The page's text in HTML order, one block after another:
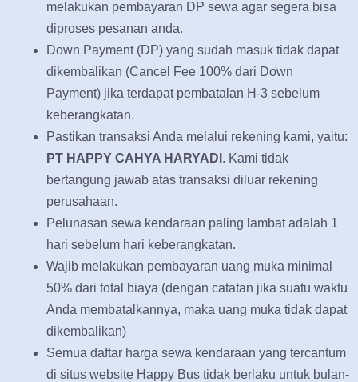
melakukan pembayaran DP sewa agar segera bisa
diproses pesanan anda.
Down Payment (DP) yang sudah masuk tidak dapat
dikembalikan (Cancel Fee 100% dari Down
Payment) jika terdapat pembatalan H-3 sebelum
keberangkatan.
Pastikan transaksi Anda melalui rekening kami, yaitu:
PT HAPPY CAHYA HARYADI . Kami tidak
bertangung jawab atas transaksi diluar rekening
perusahaan.
Pelunasan sewa kendaraan paling lambat adalah 1
hari sebelum hari keberangkatan.
Wajib melakukan pembayaran uang muka minimal
50% dari total biaya (dengan catatan jika suatu waktu
Anda membatalkannya, maka uang muka tidak dapat
dikembalikan)
Semua daftar harga sewa kendaraan yang tercantum
di situs website Happy Bus tidak berlaku untuk bulan-